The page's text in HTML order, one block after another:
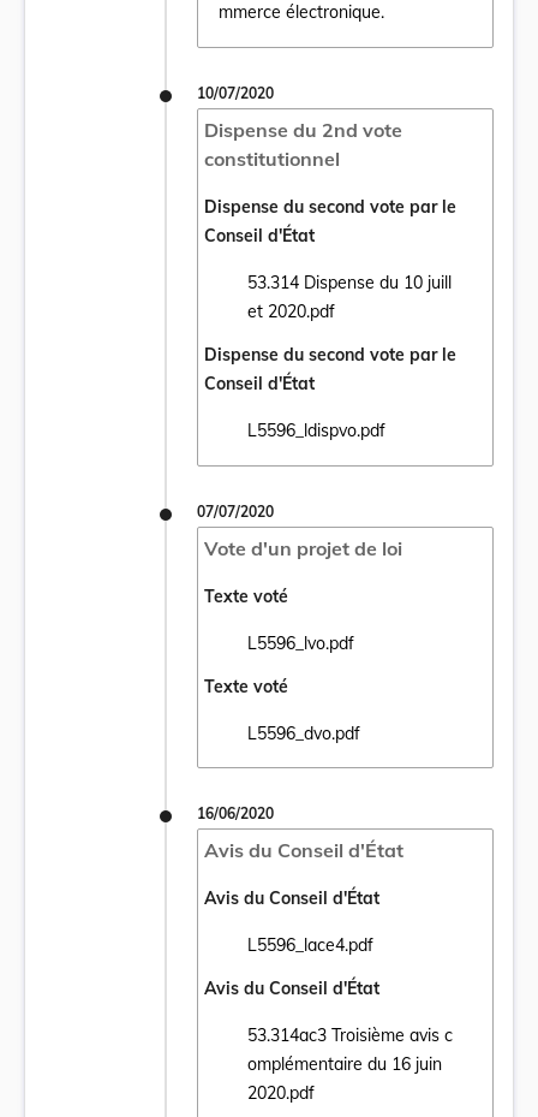
mmerce électronique.
10/07/2020
Dispense du 2nd vote
constitutionnel
Dispense du second vote par le
Conseil d'État
53.314 Dispense du 10 juill
et 2020.pdf
Ouvrir le document 53.314 Dispense du
Dispense du second vote par le
Conseil d'État
L5596_ldispvo.pdf
Ouvrir le document L5596_ldispvo.pdf
07/07/2020
Vote d'un projet de loi
Texte voté
L5596_lvo.pdf
Ouvrir le document L5596_lvo.pdf dans
Texte voté
L5596_dvo.pdf
Ouvrir le document L5596_dvo.pdf dans
16/06/2020
Avis du Conseil d'État
Avis du Conseil d'État
L5596_lace4.pdf
Ouvrir le document L5596_lace4.pdf dans
Avis du Conseil d'État
53.314ac3 Troisième avis c
omplémentaire du 16 juin
2020.pdf
Ouvrir le document 53.314ac3 Troisième